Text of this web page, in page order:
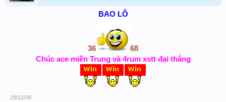
BAO LÔ
36
68
Chúc ace miền Trung và 4rum xstt đại thắng
29/12/09